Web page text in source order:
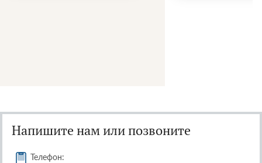
Напишите нам или позвоните
Телефон: